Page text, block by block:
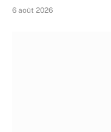
6 août 2026